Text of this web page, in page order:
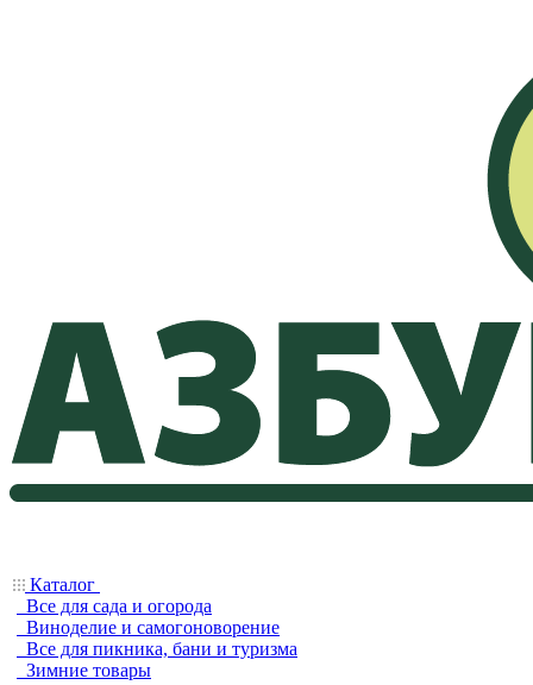
Каталог
Все для сада и огорода
Виноделие и самогоноворение
Все для пикника, бани и туризма
Зимние товары